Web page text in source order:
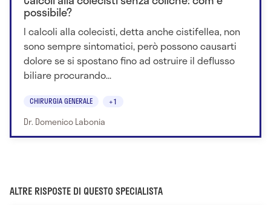
possibile?
I calcoli alla colecisti, detta anche cistifellea, non
sono sempre sintomatici, però possono causarti
dolore se si spostano fino ad ostruire il deflusso
biliare procurando...
CHIRURGIA GENERALE +1
Dr. Domenico Labonia
ALTRE RISPOSTE DI QUESTO SPECIALISTA